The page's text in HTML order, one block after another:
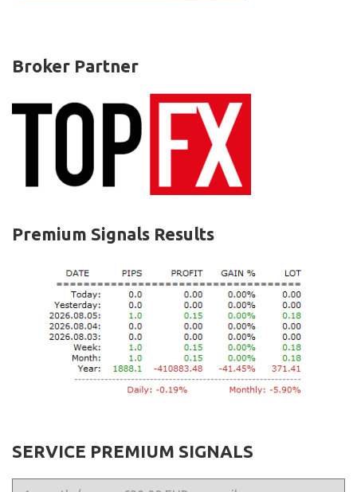
Broker Partner
Premium Signals Results
SERVICE PREMIUM SIGNALS